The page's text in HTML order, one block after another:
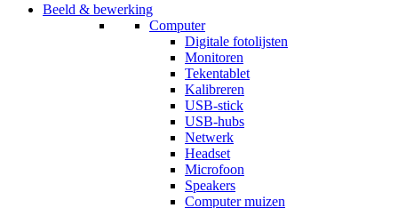
Beeld & bewerking
Computer
Digitale fotolijsten
Monitoren
Tekentablet
Kalibreren
USB-stick
USB-hubs
Netwerk
Headset
Microfoon
Speakers
Computer muizen